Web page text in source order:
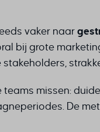
vaker naar
bij grote
teams missen:
De